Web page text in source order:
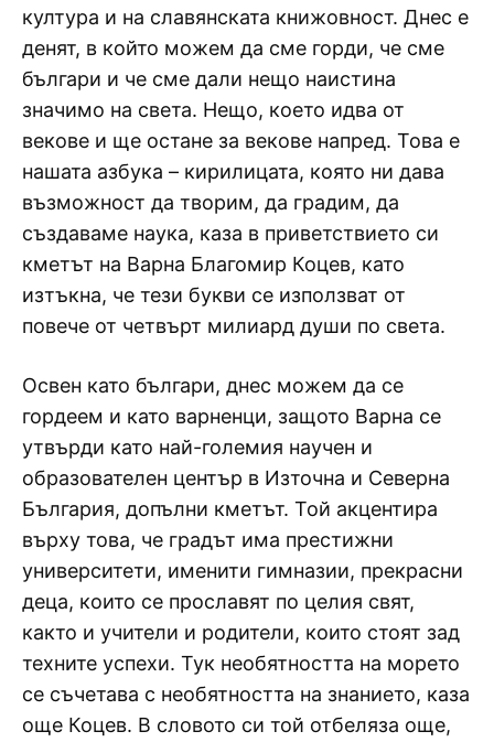
култура и на славянската книжовност. Днес е
денят, в който можем да сме горди, че сме
българи и че сме дали нещо наистина
значимо на света. Нещо, което идва от
векове и ще остане за векове напред. Това е
нашата азбука – кирилицата, която ни дава
възможност да творим, да градим, да
създаваме наука, каза в приветствието си
кметът на Варна Благомир Коцев, като
изтъкна, че тези букви се използват от
повече от четвърт милиард души по света.
Освен като българи, днес можем да се
гордеем и като варненци, защото Варна се
утвърди като най-големия научен и
образователен център в Източна и Северна
България, допълни кметът. Той акцентира
върху това, че градът има престижни
университети, именити гимназии, прекрасни
деца, които се прославят по целия свят,
както и учители и родители, които стоят зад
техните успехи. Тук необятността на морето
се съчетава с необятността на знанието, каза
още Коцев. В словото си той отбеляза още,